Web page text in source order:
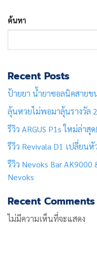
ค้นหา
Recent Posts
ป้ายยา น้ำยาซอลนิคสายข
ลุ้นหวยไม่พอมาลุ้นรางวัล
รีวิว ARGUS P1s ใหม่ล่าสุ
รีวิว Revivala D1 เปลี่ยน
รีวิว Nevoks Bar
Nevoks
Recent Comments
ไม่มีความเห็นที่จะแสดง